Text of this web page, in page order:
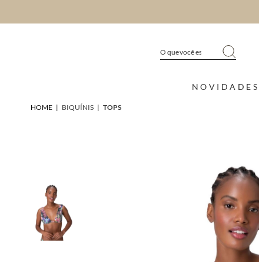
NOVIDADES
HOME | BIQUÍNIS | TOPS